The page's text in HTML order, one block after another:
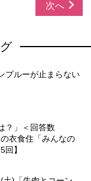
次へ
プルーが止まらない
？」＜回答数
衣食住「みんなの
】